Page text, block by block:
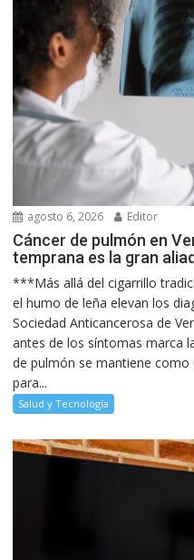
agosto 6, 2026 Editor
Cáncer de pulmón en
temprana es la gran
***Más allá del cigarrillo
el humo de leña elevan los
Sociedad Anticancerosa de
antes de los síntomas marca
de pulmón se mantiene como
para...
Salud y Tecnología